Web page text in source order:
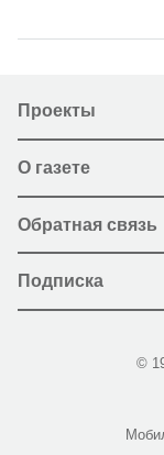
Проекты
О газете
Обратная связь
Подписка
©